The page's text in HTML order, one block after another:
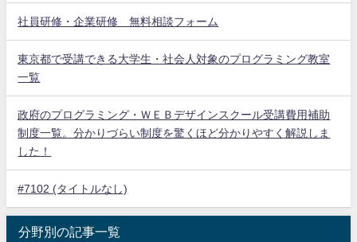
社員研修・企業研修 無料相談フォーム
東京都で受講できる大学生・社会人対象のプログラミング教室
一覧
政府のプログラミング・ＷＥＢデザインスクール受講費用補助
制度一覧。分かりづらい制度を驚くほど分かりやすく解説しま
した！
#7102 (タイトルなし)
分野別の記事一覧